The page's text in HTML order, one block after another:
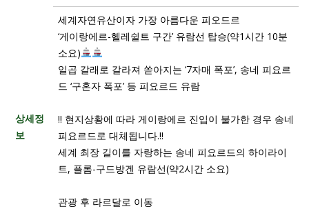
상세정
보
세계자연유산이자 가장 아름다운 피오드르
‘게이랑에르-헬레쉴트 구간’ 유람선 탑승(약1시간 10분
소요)
일곱 갈래로 갈라져 쏟아지는 ‘7자매 폭포’, 송네 피요르
드 ‘구혼자 폭포’ 등 피요르드 유람
!! 현지상황에 따라 게이랑에르 진입이 불가한 경우 송네
피요르드로 대체됩니다.!!
세계 최장 길이를 자랑하는 송네 피요르드의 하이라이
트, 플롬-구드방겐 유람선(약2시간 소요)
관광 후 라르달로 이동